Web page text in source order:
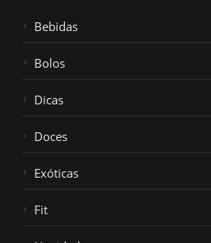
Bebidas
Bolos
Dicas
Doces
Exóticas
Fit